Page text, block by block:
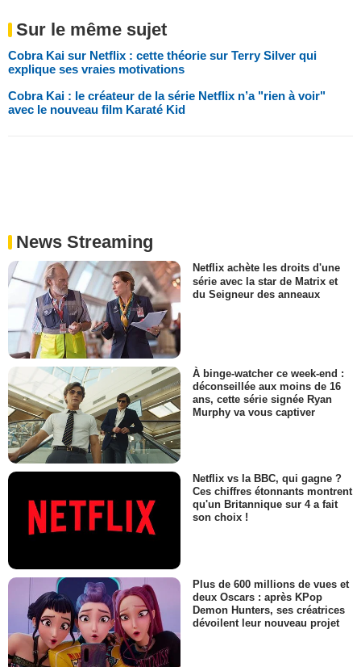
Sur le même sujet
Cobra Kai sur Netflix : cette théorie sur Terry Silver qui
explique ses vraies motivations
Cobra Kai : le créateur de la série Netflix n’a "rien à voir"
avec le nouveau film Karaté Kid
News Streaming
Netflix achète les droits d'une
série avec la star de Matrix et
du Seigneur des anneaux
À binge-watcher ce week-end :
déconseillée aux moins de 16
ans, cette série signée Ryan
Murphy va vous captiver
Netflix vs la BBC, qui gagne ?
Ces chiffres étonnants montrent
qu'un Britannique sur 4 a fait
son choix !
Plus de 600 millions de vues et
deux Oscars : après KPop
Demon Hunters, ses créatrices
dévoilent leur nouveau projet